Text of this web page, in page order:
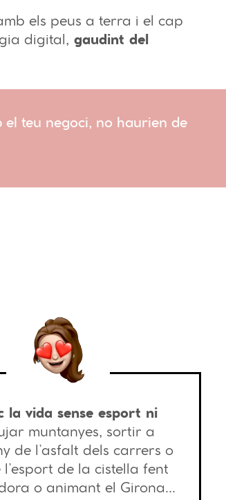
els peus a terra i el cap
digital, gaudint del
el teu negoci, no haurien de
la vida sense esport ni
muntanyes, sortir a
de l’asfalt dels carrers o
de la cistella fent
o animant el Girona…